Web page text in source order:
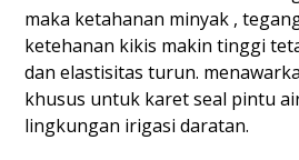
maka ketahanan minyak ,
ketehanan kikis makin tinggi
dan elastisitas turun.
khusus untuk karet seal pintu
lingkungan irigasi daratan.